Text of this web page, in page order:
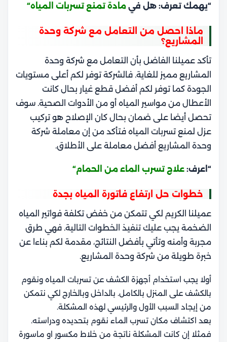
“يهمك تعرف: هل في مادة تمنع تسربات المياه“
ماذا احصل من التعامل مع شركة وحدة
المشاريع؟
تأكد عميلنا الفاضل بأن التعامل مع شركة وحدة
المشاريع مميز للغاية. فالشركة توفر لكم أعلى مستويات
الجودة كما توفر لكم أفضل قطع غيار بحال كانت
الأعطال من مواسير المياه أو من الأدوات الصحية. سوف
تحصل أيضا على ضمان بحال كان الإصلاح هو تركيب
عزل لمنع تسربات المياه فتأكد من إن معاملة شركة
وحدة المشاريع أفضل معاملة على الأطلاق.
“اعرف: علاج تسرب الماء من الحمام“
خطوات حل ارتفاع فاتورة المياه بجدة
عميلنا الكريم لكي تتمكن من خفض تكلفة فواتير المياه
الضخمة يجب عليك تنفيذ الخطوات التالية. فهي طرق
مجربة وأمنه وتأتي بأفضل النتائج، مقدمة لكم بناءا عن
خبرة طويلة من شركة وحدة المشاريع.
أولا يجب استخدام أجهزة الكشف عن تسربات المياه ونقوم
بالكشف على المنزل بالكامل. بالداخل وبالخارج لكي نتمكن
من إيجاد السبب الأول والرئيسي لهذه المشكلة.
بعد اكتشاف مكان تسرب الماء نقوم بتحديده ودراسته.
فمثلا إن كانت المشكلة ناتجة من خلاط مكسور او ماسورة